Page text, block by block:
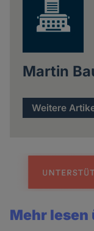
Martin
Weitere
Mehr lesen